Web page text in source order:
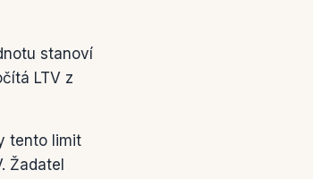
stanoví
LTV z
tento limit
Žadatel